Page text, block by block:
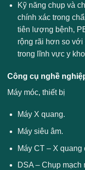
Kỹ năng chụp và
chính xác trong
tiên lượng bệnh,
rộng rãi hơn so
trong lĩnh vực y
Công cụ nghề
Máy móc, thiết bị
Máy X quang.
Máy siêu âm.
Máy CT – X
DSA – Chụp mạch